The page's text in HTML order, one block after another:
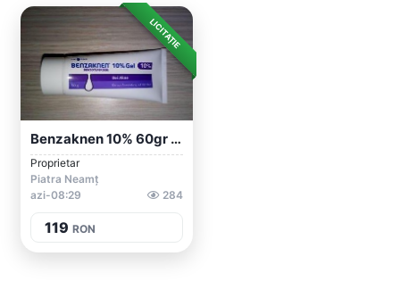
LICITAȚIE
Benzaknen 10% 60gr (Peroxid Benzoil ,ant...
Proprietar
Piatra Neamț
azi-08:29
284
119 RON